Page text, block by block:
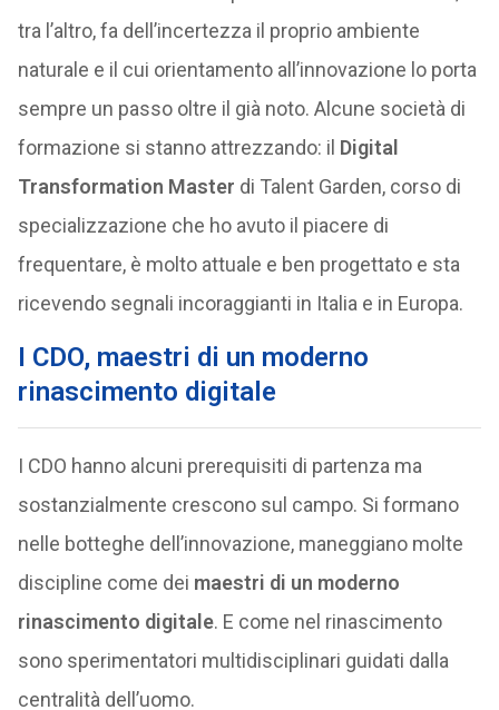
tra l’altro, fa dell’incertezza il proprio ambiente
naturale e il cui orientamento all’innovazione lo porta
sempre un passo oltre il già noto. Alcune società di
formazione si stanno attrezzando: il Digital
Transformation Master di Talent Garden, corso di
specializzazione che ho avuto il piacere di
frequentare, è molto attuale e ben progettato e sta
ricevendo segnali incoraggianti in Italia e in Europa.
I CDO, maestri di un moderno
rinascimento digitale
I CDO hanno alcuni prerequisiti di partenza ma
sostanzialmente crescono sul campo. Si formano
nelle botteghe dell’innovazione, maneggiano molte
discipline come dei maestri di un moderno
rinascimento digitale. E come nel rinascimento
sono sperimentatori multidisciplinari guidati dalla
centralità dell’uomo.